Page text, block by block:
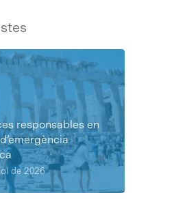
responsables en
de 2026